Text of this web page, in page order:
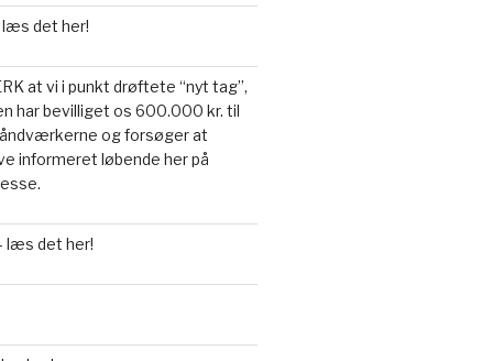
læs det her!
at vi i punkt drøftete “nyt tag”,
har bevilliget os 600.000 kr. til
og forsøger at
informeret løbende her på
læs det her!